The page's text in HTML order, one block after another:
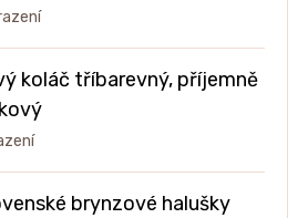
koláč tříbarevný, příjemně
brynzové halušky